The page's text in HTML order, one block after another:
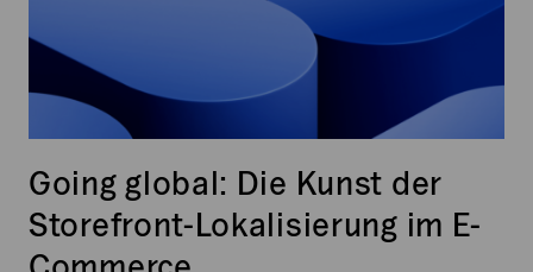
Going global: Die Kunst der
Storefront-Lokalisierung im E-